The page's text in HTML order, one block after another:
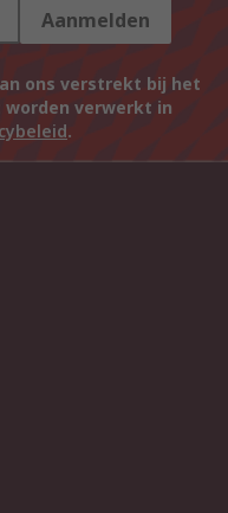
Aanmelden
ons verstrekt bij het
worden verwerkt in
.